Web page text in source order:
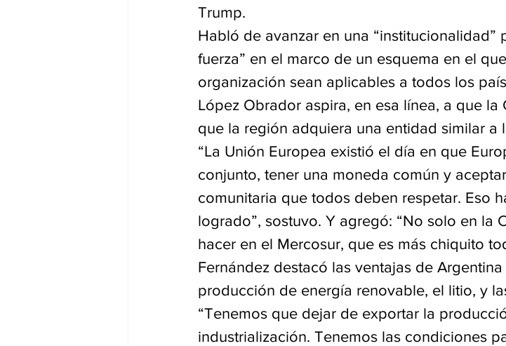
Trump.
Habló de avanzar en una “institucionalidad”
fuerza” en el marco de un esquema en el
organización sean aplicables a todos los
López Obrador aspira, en esa línea, a que la
que la región adquiera una entidad similar a
“La Unión Europea existió el día en que
conjunto, tener una moneda común y
comunitaria que todos deben respetar. Eso
logrado”, sostuvo. Y agregó: “No solo en la
hacer en el Mercosur, que es más chiquito
Fernández destacó las ventajas de
producción de energía renovable, el litio, y
“Tenemos que dejar de exportar la
industrialización. Tenemos las condiciones